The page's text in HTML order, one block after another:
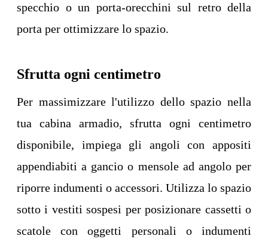
specchio o un porta-orecchini sul retro della
porta per ottimizzare lo spazio.
Sfrutta ogni centimetro
Per massimizzare l'utilizzo dello spazio nella
tua cabina armadio, sfrutta ogni centimetro
disponibile, impiega gli angoli con appositi
appendiabiti a gancio o mensole ad angolo per
riporre indumenti o accessori. Utilizza lo spazio
sotto i vestiti sospesi per posizionare cassetti o
scatole con oggetti personali o indumenti